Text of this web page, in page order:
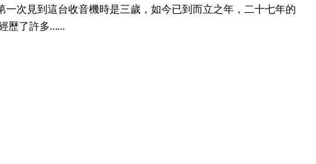
一次見到這台收音機時是三歲，如今已到而立之年，二十七年的
歷了許多……